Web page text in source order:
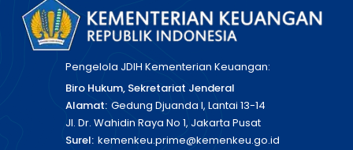
Pengelola JDIH Kementerian Keuangan:
Biro Hukum, Sekretariat Jenderal
Alamat: Gedung Djuanda I, Lantai 13-14
Jl. Dr. Wahidin Raya No 1, Jakarta Pusat
Surel: kemenkeu.prime@kemenkeu.go.id